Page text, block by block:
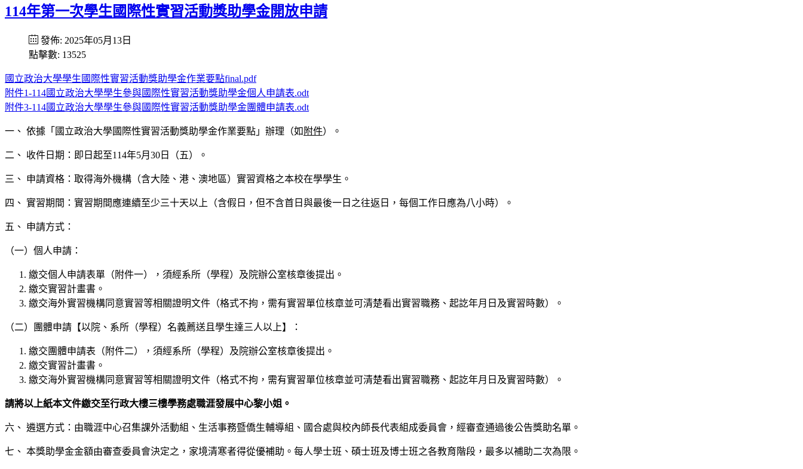
114年第一次學生國際性實習活動獎助學金開放申請
發佈: 2025年05月13日
點擊數: 13525
國立政治大學學生國際性實習活動獎助學金作業要點final.pdf
附件1-114國立政治大學學生參與國際性實習活動獎助學金個人申請表.odt
附件3-114國立政治大學學生參與國際性實習活動獎助學金團體申請表.odt
一、 依據「國立政治大學國際性實習活動獎助學金作業要點」辦理（如 附件）。
二、 收件日期：即日起至114年5月30日（五）。
三、 申請資格：取得海外機構（含大陸、港、澳地區）實習資格之本校在學學生。
四、 實習期間：實習期間應連續至少三十天以上（含假日，但不含首日與最後一日之往返日，每個工作日應為八小時）。
五、 申請方式：
（一）個人申請：
繳交個人申請表單（附件一），須經系所（學程）及院辦公室核章後提出。
繳交實習計畫書。
繳交海外實習機構同意實習等相關證明文件（格式不拘，需有實習單位核章並可清楚看出實習職務、起訖年月日及實習時數）。
（二）團體申請【以院、系所（學程）名義薦送且學生達三人以上】：
繳交團體申請表（附件二），須經系所（學程）及院辦公室核章後提出。
繳交實習計畫書。
繳交海外實習機構同意實習等相關證明文件（格式不拘，需有實習單位核章並可清楚看出實習職務、起訖年月日及實習時數）。
請將以上紙本文件繳交至行政大樓三樓學務處職涯發展中心黎小姐。
六、 遴選方式：由職涯中心召集課外活動組、生活事務暨僑生輔導組、國合處與校內師長代表組成委員會，經審查通過後公告獎助名單。
七、 本獎助學金金額由審查委員會決定之，家境清寒者得從優補助。每人學士班、碩士班及博士班之各教育階段，最多以補助二次為限。